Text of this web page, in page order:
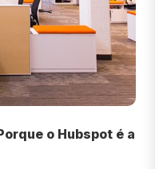
o Hubspot é a